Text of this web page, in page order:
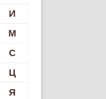
И
М
С
Ц
Я